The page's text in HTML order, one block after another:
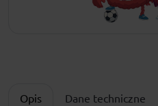
Opis Dane techniczne